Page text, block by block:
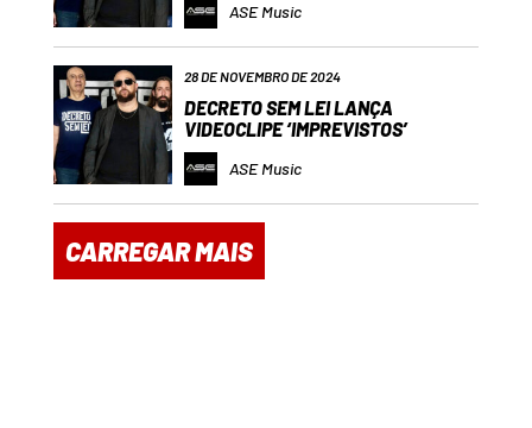
ASE Music
28 DE NOVEMBRO DE 2024
DECRETO SEM LEI LANÇA
VIDEOCLIPE ‘IMPREVISTOS’
ASE Music
CARREGAR MAIS